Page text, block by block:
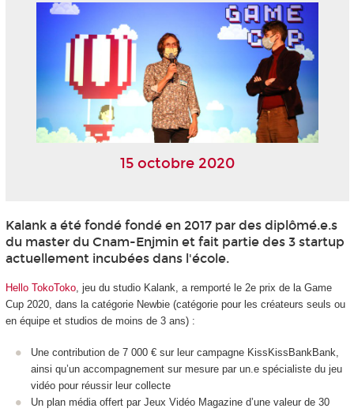
15 octobre 2020
Kalank a été fondé fondé en 2017 par des diplômé.e.s
du master du Cnam-Enjmin et fait partie des 3 startup
actuellement incubées dans l'école.
Hello TokoToko, jeu du studio Kalank, a remporté le 2e prix de la Game
Cup 2020, dans la catégorie Newbie (catégorie pour les créateurs seuls ou
en équipe et studios de moins de 3 ans) :
Une contribution de 7 000 € sur leur campagne KissKissBankBank,
ainsi qu’un accompagnement sur mesure par un.e spécialiste du jeu
vidéo pour réussir leur collecte
Un plan média offert par Jeux Vidéo Magazine d’une valeur de 30